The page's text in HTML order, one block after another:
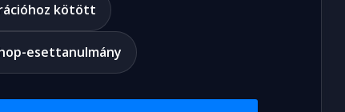
kötött
esettanulmány